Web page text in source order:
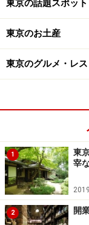
にも御利益があ
の神社は皆中稲
のです。
境内はさほど広
たちも訪れるよ
当たりますよう
「東方神起の新
ならではの願い
願、合格祈願に
てはいかがでし
東京の話題スポット
東京のお土産
東京のグルメ・レ
1
東
宰
2 開